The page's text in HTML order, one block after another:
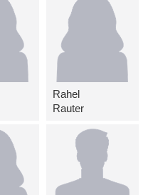
Rahel
Rauter